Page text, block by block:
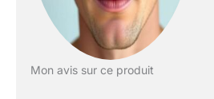
Mon avis sur ce produit